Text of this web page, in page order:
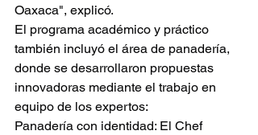
Oaxaca", explicó.
El programa académico y práctico
también incluyó el área de panadería,
donde se desarrollaron propuestas
innovadoras mediante el trabajo en
equipo de los expertos:
Panadería con identidad: El Chef